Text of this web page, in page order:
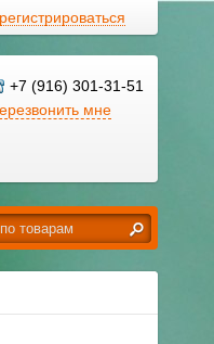
+7 (916) 301-31-51
мне